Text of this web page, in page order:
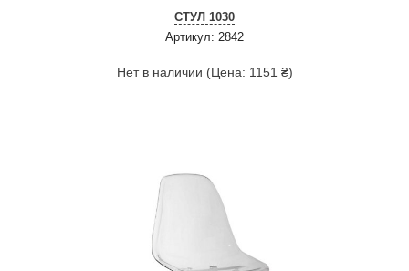
СТУЛ 1030
Артикул: 2842
Нет в наличии (Цена: 1151 ₴)